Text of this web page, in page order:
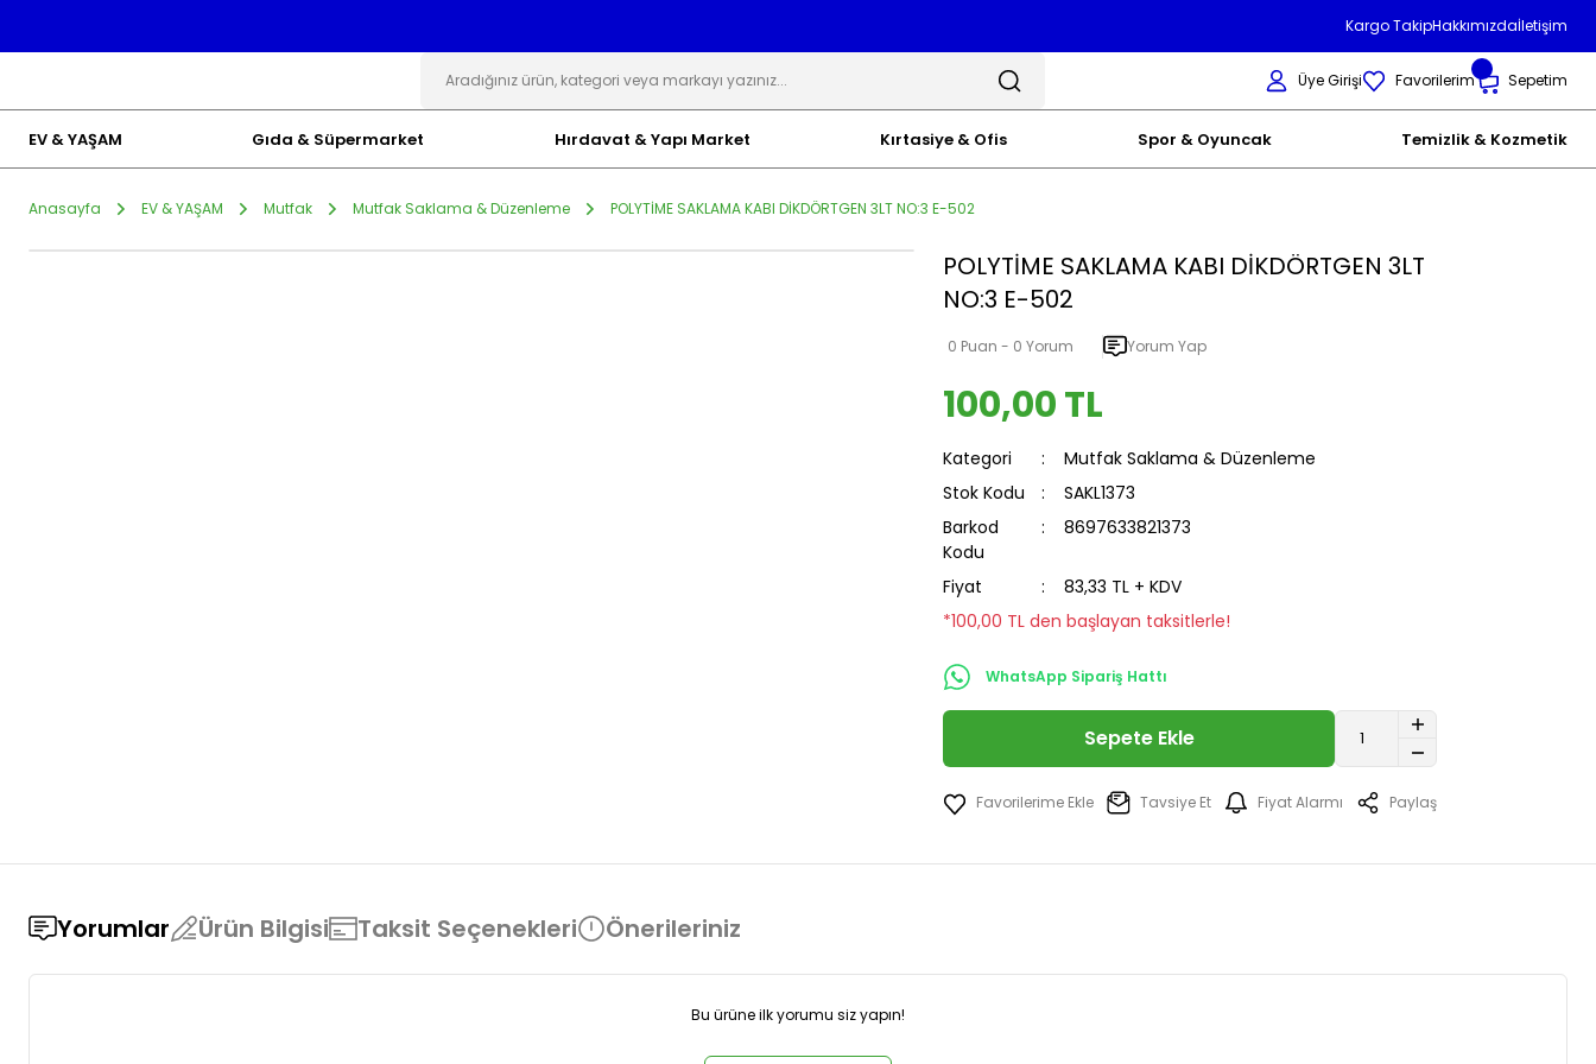
Kargo TakipHakkımızdaİletişim
Üye Girişi Favorilerim Sepetim
EV & YAŞAM Gıda & Süpermarket Hırdavat & Yapı Market Kırtasiye & Ofis Spor & Oyuncak Temizlik & Kozmetik
Anasayfa EV & YAŞAM Mutfak Mutfak Saklama & Düzenleme POLYTİME SAKLAMA KABI DİKDÖRTGEN 3LT NO:3 E-502
POLYTİME SAKLAMA KABI DİKDÖRTGEN 3LT
NO:3 E-502
0 Puan - 0 Yorum Yorum Yap
100,00 TL
Kategori
Mutfak Saklama & Düzenleme
Stok Kodu
SAKL1373
Barkod
Kodu
8697633821373
Fiyat
83,33 TL + KDV
*100,00 TL den başlayan taksitlerle!
WhatsApp Sipariş Hattı
Sepete Ekle
Tavsiye Et Fiyat Alarmı Paylaş
Yorumlar Ürün Bilgisi Taksit Seçenekleri Önerileriniz
Bu ürüne ilk yorumu siz yapın!